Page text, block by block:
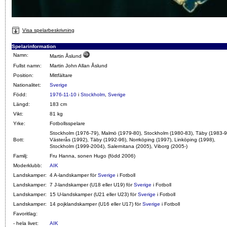
Visa spelarbeskrivning
Spelarinformation
Namn:
Martin Åslund
Fullst namn:
Martin John Allan Åslund
Position:
Mittfältare
Nationalitet:
Sverige
Född:
1976-11-10 i Stockholm, Sverige
Längd:
183 cm
Vikt:
81 kg
Yrke:
Fotbollsspelare
Bott:
Stockholm (1976-79), Malmö (1979-80), Stockholm (1980-83), Täby (1983-
Västerås (1992), Täby (1992-96), Norrköping (1997), Linköping (1998),
Stockholm (1999-2004), Salernitana (2005), Viborg (2005-)
Familj:
Fru Hanna, sonen Hugo (född 2006)
Moderklubb:
AIK
Landskamper:
4 A-landskamper förSverige i Fotboll
Landskamper:
7 J-landskamper (U18 eller U19) förSverige i Fotboll
Landskamper:
15 U-landskamper (U21 eller U23) förSverige i Fotboll
Landskamper:
14 pojklandskamper (U16 eller U17) förSverige i Fotboll
Favoritlag:
- hela livet:
AIK